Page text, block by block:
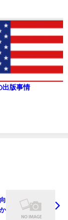
出版事情